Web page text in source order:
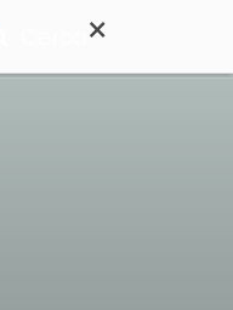
×
Cerca ...